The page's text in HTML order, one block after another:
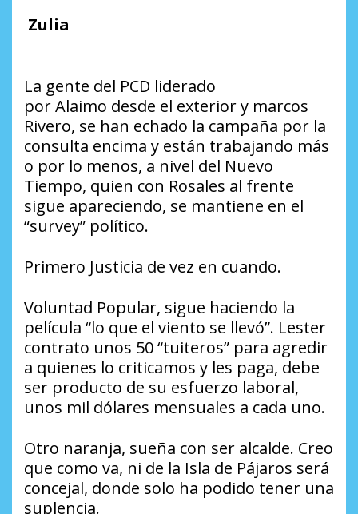
Zulia
La gente del PCD liderado
por Alaimo desde el exterior y marcos
Rivero, se han echado la campaña por la
consulta encima y están trabajando más
o por lo menos, a nivel del Nuevo
Tiempo, quien con Rosales al frente
sigue apareciendo, se mantiene en el
“survey” político.
Primero Justicia de vez en cuando.
Voluntad Popular, sigue haciendo la
película “lo que el viento se llevó”. Lester
contrato unos 50 “tuiteros” para agredir
a quienes lo criticamos y les paga, debe
ser producto de su esfuerzo laboral,
unos mil dólares mensuales a cada uno.
Otro naranja, sueña con ser alcalde. Creo
que como va, ni de la Isla de Pájaros será
concejal, donde solo ha podido tener una
suplencia.